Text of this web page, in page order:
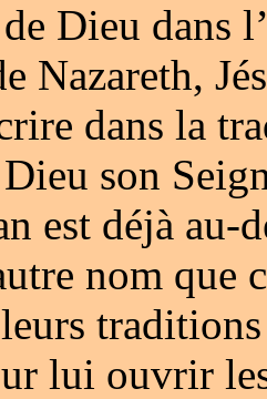
Dieu dans
Nazareth,
dans la
son
est déjà
nom que
lui ouvrir